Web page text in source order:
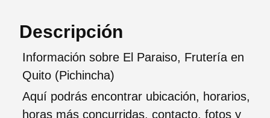
Descripción
Información sobre El Paraiso, Frutería en
Quito (Pichincha)
Aquí podrás encontrar ubicación, horarios,
horas más concurridas, contacto, fotos y